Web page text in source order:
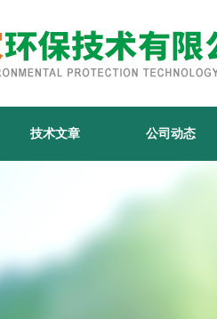
技术文章 公司动态